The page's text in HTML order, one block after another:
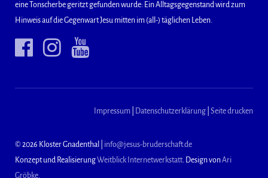
eine Tonscherbe geritzt gefunden wurde: Ein Alltagsgegenstand wird zum
Hinweis auf die Gegenwart Jesu mitten im (all-) täglichen Leben.
Impressum Datenschutzerklärung Seite drucken
© 2026 Kloster Gnadenthal | info@jesus-bruderschaft.de
Konzept und RealisierungWeitblick Internetwerkstatt. Design vonAri
Gröbke.